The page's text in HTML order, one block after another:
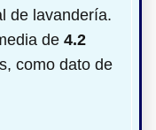
de lavandería.
de 4.2
como dato de